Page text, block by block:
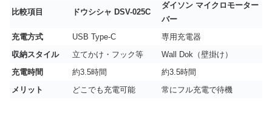
比較項目 ドウシシャ DSV-025C
ダイソン マイクロモーター
バー
充電方式
USB Type-C
専用充電器
収納スタイル
立てかけ・フック等
Wall Dok（壁掛け）
充電時間
約3.5時間
約3.5時間
メリット
どこでも充電可能 常にフル充電で待機